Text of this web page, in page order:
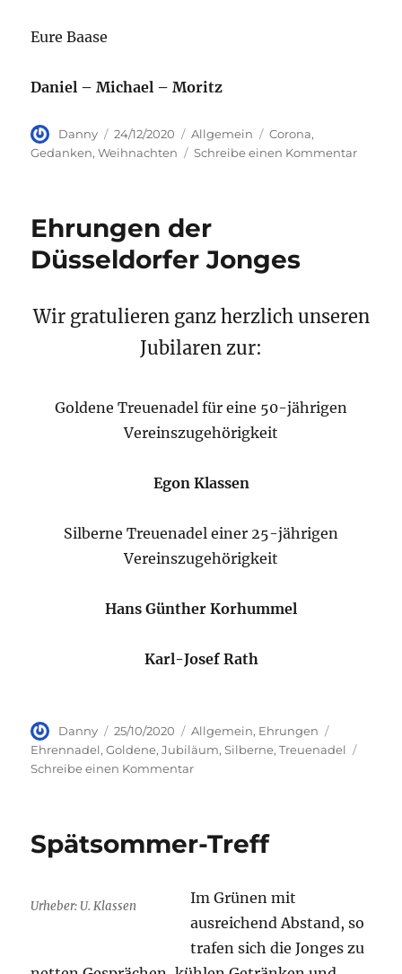
Eure Baase
Daniel – Michael – Moritz
Autor
Danny
Veröffentlicht
am
24/12/2020 Kategorien
Allgemein Schlagwörter
Corona,
Gedanken,Weihnachten Schreibe einen Kommentarzu
Ehrungen der
Düsseldorfer Jonges
Wir gratulieren ganz herzlich unseren
Jubilaren zur:
Goldene Treuenadel für eine 50-jährigen
Vereinszugehörigkeit
Egon Klassen
Silberne Treuenadel einer 25-jährigen
Vereinszugehörigkeit
Hans Günther Korhummel
Karl-Josef Rath
Autor
Danny
Veröffentlicht
am
25/10/2020 Kategorien
Allgemein, Ehrungen
Ehrennadel,Goldene,Jubiläum,Silberne,Treuenadel
Schreibe einen Kommentarzu
Jonges
Spätsommer-Treff
Urheber: U. Klassen
Im Grünen mit
ausreichend Abstand, so
trafen sich die Jonges zu